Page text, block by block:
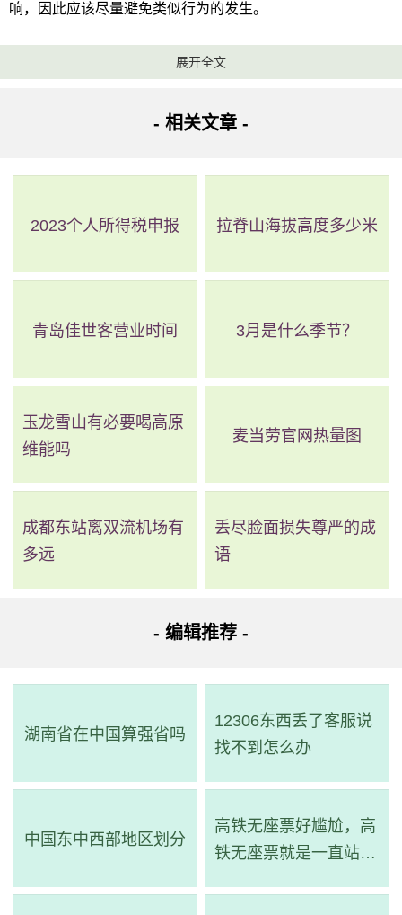
响，因此应该尽量避免类似行为的发生。
展开全文
- 相关文章 -
2023个人所得税申报 拉脊山海拔高度多少米
青岛佳世客营业时间 3月是什么季节？
玉龙雪山有必要喝高原
维能吗
麦当劳官网热量图
成都东站离双流机场有
多远
丢尽脸面损失尊严的成
语
- 编辑推荐 -
湖南省在中国算强省吗
12306东西丢了客服说
找不到怎么办
中国东中西部地区划分
高铁无座票好尴尬，高
铁无座票就是一直站着